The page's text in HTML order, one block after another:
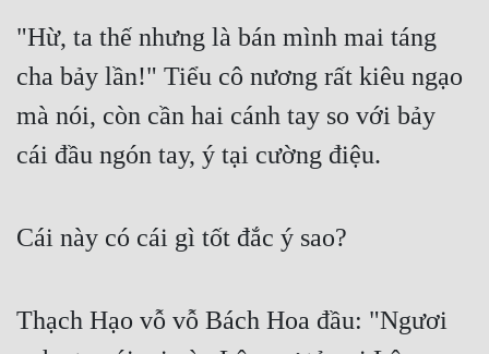
"Hừ, ta thế nhưng là bán mình mai táng
cha bảy lần!" Tiểu cô nương rất kiêu ngạo
mà nói, còn cần hai cánh tay so với bảy
cái đầu ngón tay, ý tại cường điệu.
Cái này có cái gì tốt đắc ý sao?
Thạch Hạo vỗ vỗ Bách Hoa đầu: "Ngươi